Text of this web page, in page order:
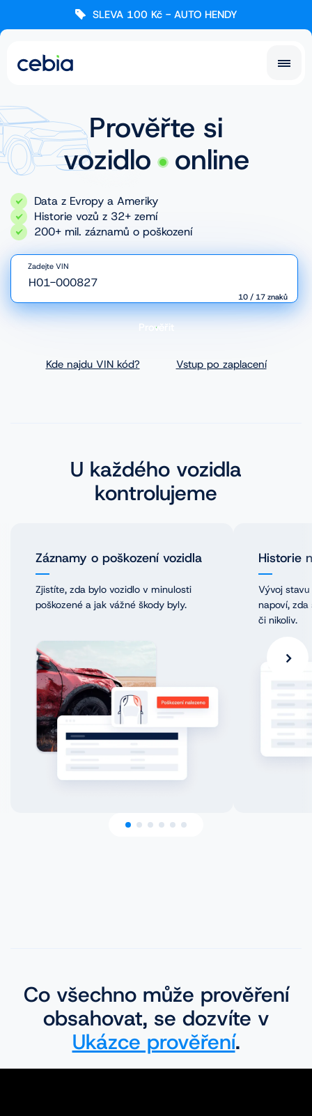
SLEVA 100 Kč - AUTO HENDY
CZ
IT
NL
Prověřte si
vozidlo
online
Data z Evropy a Ameriky
Historie vozů z 32+ zemí
200+ mil. záznamů o poškození
Zadejte VIN
10 / 17 znaků
Prověřit
Kde najdu VIN kód? Vstup po zaplacení
U každého vozidla
kontrolujeme
Záznamy o poškození vozidla
Zjistíte, zda bylo vozidlo v minulosti
poškozené a jak vážné škody byly.
Historie
Vývoj
napoví,
či nikoliv.
Co všechno může prověření
obsahovat, se dozvíte v
Ukázce prověření.